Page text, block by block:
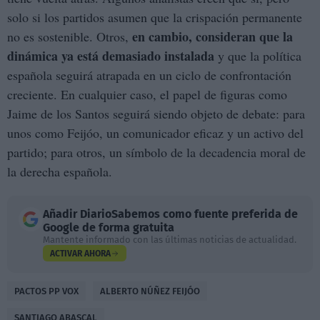
solo si los partidos asumen que la crispación permanente
no es sostenible. Otros, en cambio, consideran que la
dinámica ya está demasiado instalada y que la política
española seguirá atrapada en un ciclo de confrontación
creciente. En cualquier caso, el papel de figuras como
Jaime de los Santos seguirá siendo objeto de debate: para
unos como Feijóo, un comunicador eficaz y un activo del
partido; para otros, un símbolo de la decadencia moral de
la derecha española.
Añadir DiarioSabemos como fuente preferida de
Google de forma gratuita
Mantente informado con las últimas noticias de actualidad.
ACTIVAR AHORA
PACTOS PP VOX ALBERTO NÚÑEZ FEIJÓO
SANTIAGO ABASCAL